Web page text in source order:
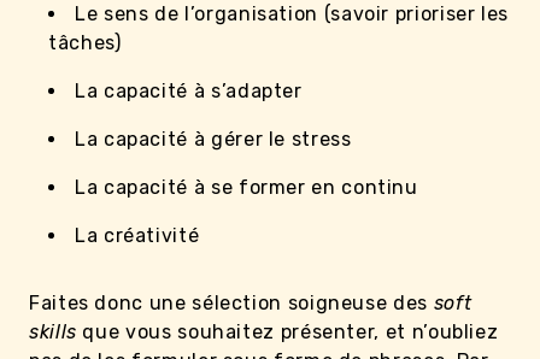
Le sens de l’organisation (savoir prioriser les
tâches)
La capacité à s’adapter
La capacité à gérer le stress
La capacité à se former en continu
La créativité
Faites donc une sélection soigneuse des soft
skills que vous souhaitez présenter, et n’oubliez